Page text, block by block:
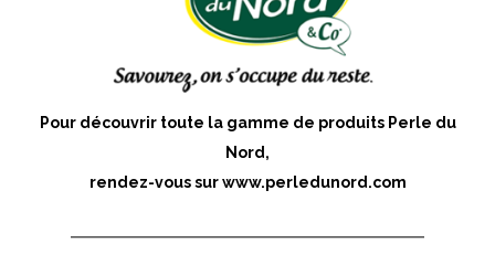
Pour découvrir toute la gamme de produits Perle du
Nord,
rendez-vous surwww.perledunord.com